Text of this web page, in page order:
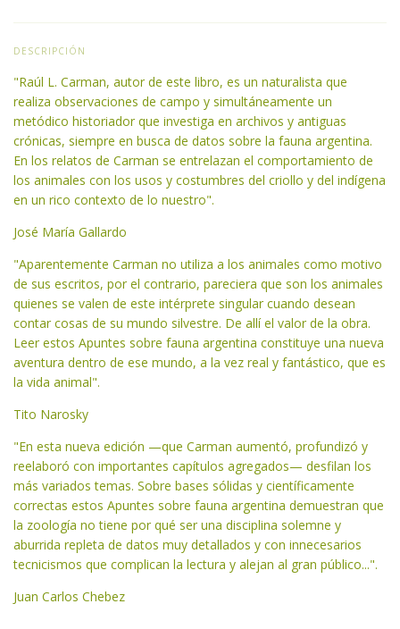
DESCRIPCIÓN
"Raúl L. Carman, autor de este libro, es un naturalista que
realiza observaciones de campo y simultáneamente un
metódico historiador que investiga en archivos y antiguas
crónicas, siempre en busca de datos sobre la fauna argentina.
En los relatos de Carman se entrelazan el comportamiento de
los animales con los usos y costumbres del criollo y del indígena
en un rico contexto de lo nuestro".
José María Gallardo
"Aparentemente Carman no utiliza a los animales como motivo
de sus escritos, por el contrario, pareciera que son los animales
quienes se valen de este intérprete singular cuando desean
contar cosas de su mundo silvestre. De allí el valor de la obra.
Leer estos Apuntes sobre fauna argentina constituye una nueva
aventura dentro de ese mundo, a la vez real y fantástico, que es
la vida animal".
Tito Narosky
"En esta nueva edición —que Carman aumentó, profundizó y
reelaboró con importantes capítulos agregados— desfilan los
más variados temas. Sobre bases sólidas y científicamente
correctas estos Apuntes sobre fauna argentina demuestran que
la zoología no tiene por qué ser una disciplina solemne y
aburrida repleta de datos muy detallados y con innecesarios
tecnicismos que complican la lectura y alejan al gran público...".
Juan Carlos Chebez